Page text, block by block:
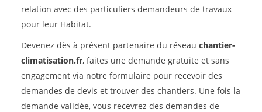
relation avec des particuliers demandeurs de travaux
pour leur Habitat.
Devenez dès à présent partenaire du réseau chantier-
climatisation.fr, faites une demande gratuite et sans
engagement via notre formulaire pour recevoir des
demandes de devis et trouver des chantiers. Une fois la
demande validée, vous recevrez des demandes de